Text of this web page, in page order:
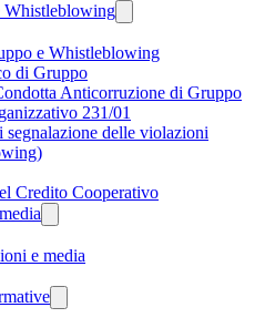
Whistleblowing
e Whistleblowing
di Gruppo
Anticorruzione di Gruppo
231/01
segnalazione delle violazioni
Credito Cooperativo
e media